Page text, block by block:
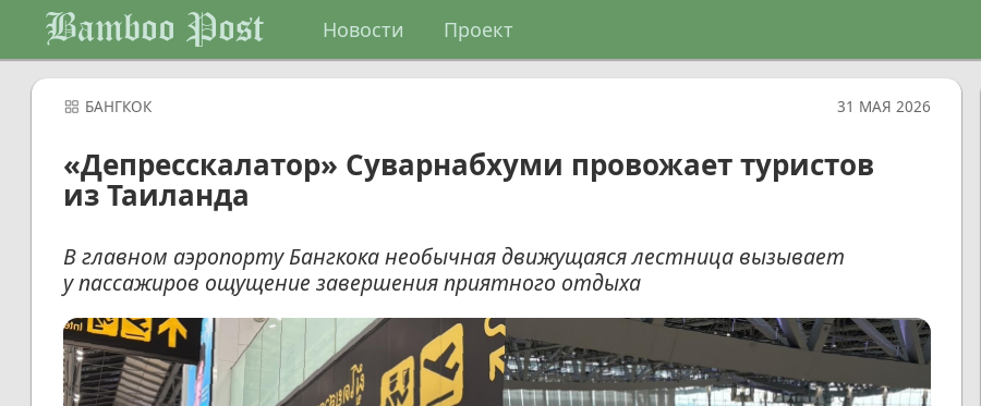
Bamboo Post Новости Проект
БАНГКОК 31 МАЯ 2026
«Депресскалатор» Суварнабхуми провожает туристов
из Таиланда
В главном аэропорту Бангкока необычная движущаяся лестница вызывает
у пассажиров ощущение завершения приятного отдыха